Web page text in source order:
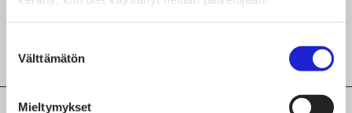
valinta
Välttämätön
Mieltymykset
Teva-Team Oy